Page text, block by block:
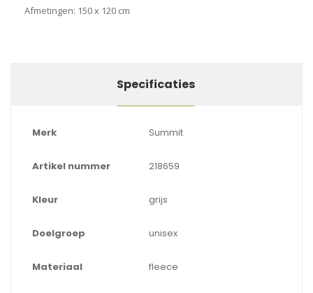
Afmetingen: 150 x 120 cm
Specificaties
Merk Summit
Artikel nummer 218659
Kleur grijs
Doelgroep unisex
Materiaal fleece